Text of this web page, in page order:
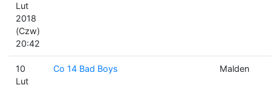
Lut
2018
(Czw)
20:42
10
Lut
Co 14 Bad Boys Malden